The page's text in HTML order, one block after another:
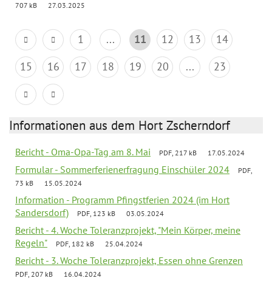
707 kB
27.03.2025
1 ... 11 12 13
14
15
16 17 18 19 20 ... 23
Informationen aus dem Hort Zscherndorf
Bericht - Oma-Opa-Tag am 8. Mai PDF, 217 kB 17.05.2024
Formular - Sommerferienerfragung Einschüler 2024
PDF,
73 kB
15.05.2024
Information - Programm Pfingstferien 2024 (im Hort
Sandersdorf)
PDF, 123 kB 03.05.2024
Bericht - 4. Woche Toleranzprojekt, "Mein Körper, meine
Regeln"
PDF, 182 kB 25.04.2024
Bericht - 3. Woche Toleranzprojekt, Essen ohne Grenzen
PDF, 207 kB 16.04.2024